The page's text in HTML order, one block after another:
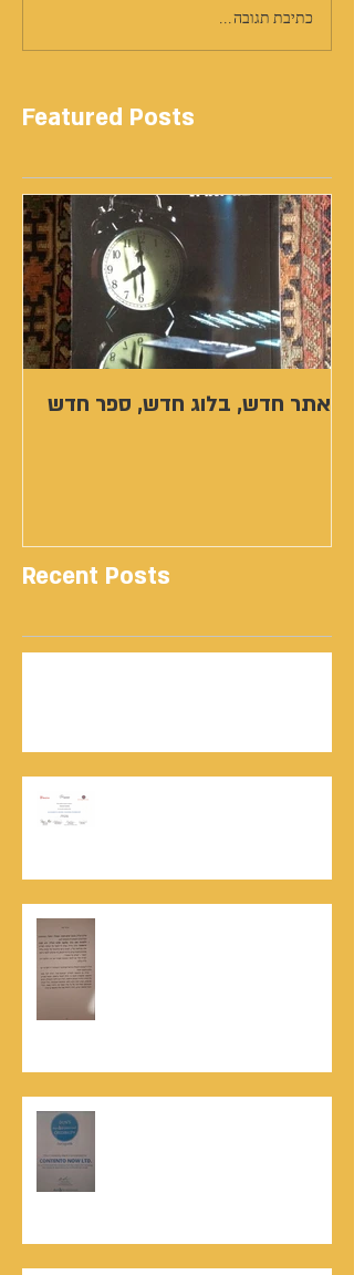
כתיבת תגובה...
Featured Posts
אתר חדש, בלוג חדש, ספר חדש
Recent Posts
במשך שנים: "תודה לכל אנשי ההוצאה